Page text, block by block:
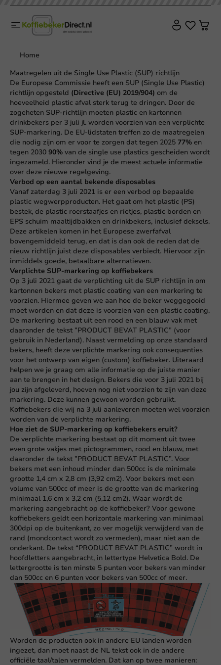
Home
Maatregelen uit de Single Use Plastic (SUP) richtlijn
De Europese Commissie heeft een SUP (Single Use Plastic)
richtlijn opgesteld (Directive (EU) 2019/904) om de
hoeveelheid plastic afval sterk terug te dringen. Door de
zogeheten SUP-richtlijn moeten plastic en kartonnen
drinkbekers per 3 juli jl. worden voorzien van een verplichte
SUP-markering. De EU-lidstaten treffen zo de maatregelen
die nodig zijn om er voor te zorgen dat tegen 2025 77% en
tegen 2030 90% van de single use plastics gescheiden wordt
ingezameld. Hieronder vind je de meest actuele informatie
over deze nieuwe regelgeving.
Verbod op een aantal bekende disposables
Vanaf zaterdag 3 juli 2021 is er een verbod op bepaalde
plastic wegwerpproducten. Het gaat om het plastic (PS)
bestek, de plastic roerstaafjes en rietjes, plastic borden en
EPS schuim maaltijdbakken en drinkbekers, inclusief deksels.
Deze artikelen komen in het Europese zwerfafval
bovengemiddeld terug, en dat is dan ook de reden dat de
nieuw richtlijn juist deze disposables verbiedt. Hiervoor zijn
inmiddels goede, betaalbare alternatieven.
Verplichte SUP-markering op koffiebekers
Op 3 juli 2021 gaat de verplichting uit de SUP richtlijn in om
kartonnen bekers met plastic coating van een markering te
voorzien. Hiermee geven we aan hoe de beker weggegooid
moet worden en dat deze is voorzien van een plastic coating.
De markering bestaat uit een rood en een blauw vak met
daaronder de tekst ”PRODUCT BEVAT PLASTIC” (voor
gebruik in Nederland). Naast vermelding op onze standaard
bekers, heeft deze verplichte markering ook consequenties
voor het ontwerp van eigen (custom) koffiebeker. Uiteraard
helpen we je graag om alle informatie op de juiste manier
aan te brengen in het design. Bekers die voor 3 juli 2021 bij
jou zijn afgeleverd, hoeven nog niet voorzien te zijn van deze
markering. Deze kunnen gewoon worden gebruikt.
Koffiebekers die wij na 3 juli aanleveren moeten wel voorzien
worden van de verplichte markering.
Hoe ziet de SUP-markering op koffiebekers eruit?
De verplichte markering bestaat op dit moment uit twee
even grote vakjes met pictogrammen, rood en blauw, met
daaronder de tekst ”PRODUCT BEVAT PLASTIC”. Voor
bekers met een inhoud minder dan 500cc is de minimale
grootte 1,4 cm x 2,8 cm (3,92 cm2). Voor bekers met een
volume van 500cc of meer is de grootte van de markering
minimaal 1,6 cm x 3,2 cm (5,12 cm2). Waar wordt de
markering aangebracht op de koffiebeker? Voor gewone
koffiebekers geldt een horizontale markering van minimaal
300dpi op de buitenkant, zo ver mogelijk verwijderd van de
rand (mondcontact wordt zo vermeden), maar niet aan de
onderkant. De tekst “PRODUCT BEVAT PLASTIC” wordt in
hoofdletters aangebracht, in lettertype Helvetica Bold. De
lettergrootte is ten minste 5 punten voor bekers van minder
dan 500cc en 6 punten voor bekers van 500cc of meer.
Worden de producten ook in andere EU landen worden
ingezet, dan moet naast de NL tekst ook in de andere
officiële taal/talen vermelden. Dat kan op twee manieren: